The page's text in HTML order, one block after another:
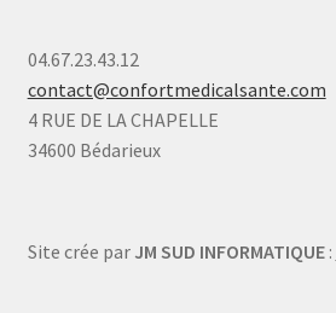
04.67.23.43.12
contact@confortmedicalsante.com
4 RUE DE LA CHAPELLE
34600 Bédarieux
Site crée par JM SUD INFORMATIQUE: